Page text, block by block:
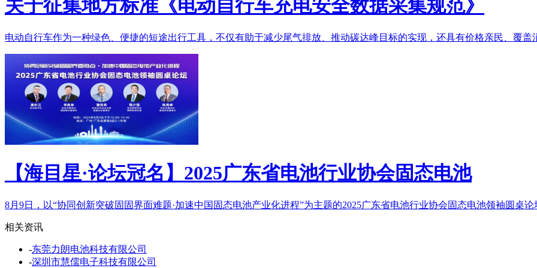
关于征集地方标准《电动自行车充电安全数据采集规范》
电动自行车作为一种绿色、便捷的短途出行工具，不仅有助于减少尾气排放、推动碳达峰目标的实现，还具有价格亲民、覆盖
【海目星·论坛冠名】2025广东省电池行业协会固态电池
8月9日，以“协同创新突破固固界面难题·加速中国固态电池产业化进程”为主题的2025广东省电池行业协会固态电池领袖圆桌论
相关资讯
-东莞力朗电池科技有限公司
-深圳市慧儒电子科技有限公司